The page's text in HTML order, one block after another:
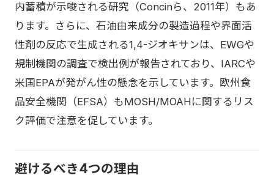
内蓄積が示唆される研究（Concinら、2011年）もあ
ります。さらに、石油由来成分の製造過程や界面活
性剤の反応で生成される1,4-ジオキサンは、EWGや
規制機関の調査で検出例が報告されており、IARCや
米国EPAが発がん性の懸念を示しています。欧州食
品安全機関（EFSA）もMOSH/MOAHに関するリス
ク評価で注意を促しています。
避けるべき4つの理由